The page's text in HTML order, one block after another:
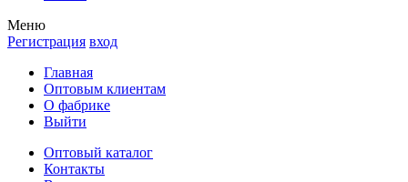
Меню
Регистрация вход
Главная
Оптовым клиентам
О фабрике
Выйти
Оптовый каталог
Контакты